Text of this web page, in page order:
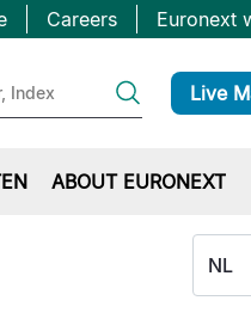
Careers Euronext
Live
ABOUT EURONEXT
NL